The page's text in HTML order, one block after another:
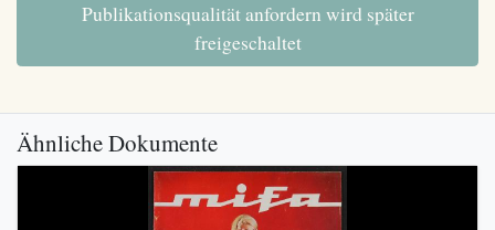
Publikationsqualität anfordern wird später
freigeschaltet
Ähnliche Dokumente